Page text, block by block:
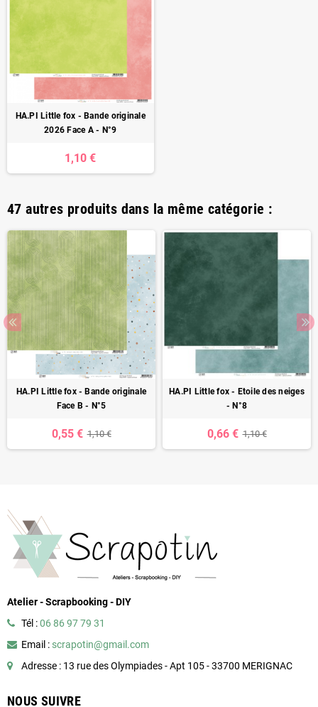
HA.PI Little fox - Bande originale
2026 Face A - N°9
1,10 €
47 autres produits dans la même catégorie :
HA.PI Little fox - Bande originale
Face B - N°5
0,55 € 1,10 €
HA.PI Little fox - Etoile des neiges
- N°8
0,66 € 1,10 €
Atelier - Scrapbooking - DIY
Tél :06 86 97 79 31
Email : scrapotin@gmail.com
Adresse : 13 rue des Olympiades - Apt 105 - 33700 MERIGNAC
NOUS SUIVRE